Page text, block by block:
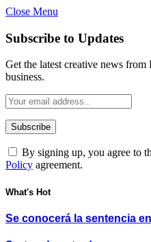
Close Menu
Subscribe to Updates
Get the latest creative news
business.
By signing up, you agree to
Policy agreement.
What's Hot
Se conocerá la sentencia